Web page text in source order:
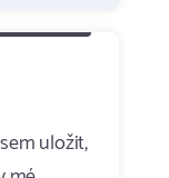
uložit,